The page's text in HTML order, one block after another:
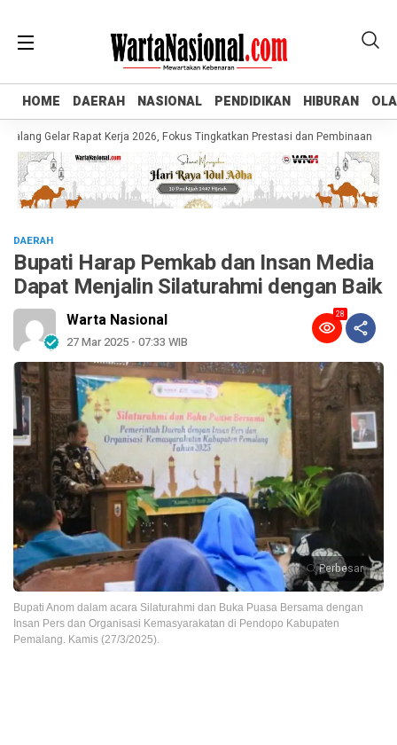
HOME DAERAH NASIONAL PENDIDIKAN HIBURAN
HOME DAERAH NASIONAL PENDIDIKAN HIBURAN
Gelar Rapat Kerja 2026, Fokus Tingkatkan Prestasi dan Pembinaan Atlet
DAERAH
Bupati Harap Pemkab dan Insan Media
Dapat Menjalin Silaturahmi dengan Baik
Warta Nasional
27 Mar 2025 - 07:33 WIB
28
Perbesar
Bupati Anom dalam acara Silaturahmi dan Buka Puasa Bersama dengan
Insan Pers dan Organisasi Kemasyarakatan di Pendopo Kabupaten
Pemalang. Kamis (27/3/2025).